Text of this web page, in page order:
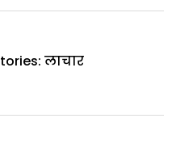
लाचार